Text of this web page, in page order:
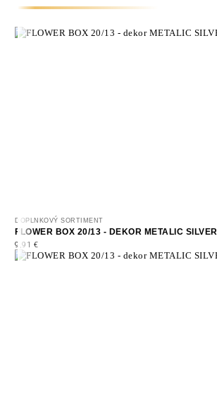
DOPLNKOVÝ SORTIMENT
FLOWER BOX 20/13 - DEKOR METALIC SILVER
9,91 €